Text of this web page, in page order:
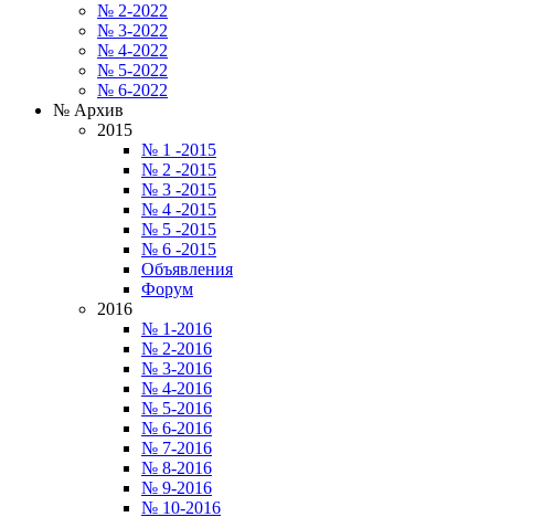
№ 2-2022
№ 3-2022
№ 4-2022
№ 5-2022
№ 6-2022
№ Архив
2015
№ 1 -2015
№ 2 -2015
№ 3 -2015
№ 4 -2015
№ 5 -2015
№ 6 -2015
Объявления
Форум
2016
№ 1-2016
№ 2-2016
№ 3-2016
№ 4-2016
№ 5-2016
№ 6-2016
№ 7-2016
№ 8-2016
№ 9-2016
№ 10-2016